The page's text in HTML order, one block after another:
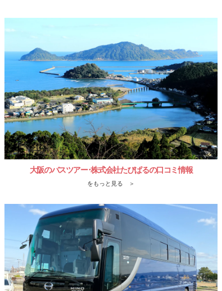
大阪のバスツアー･株式会社たびぱるの口コミ情報
をもっと見る ＞